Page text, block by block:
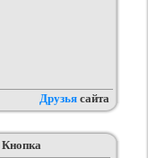
Друзья сайта
Кнопка